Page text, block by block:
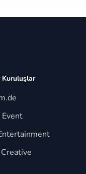
Kuruluşlar